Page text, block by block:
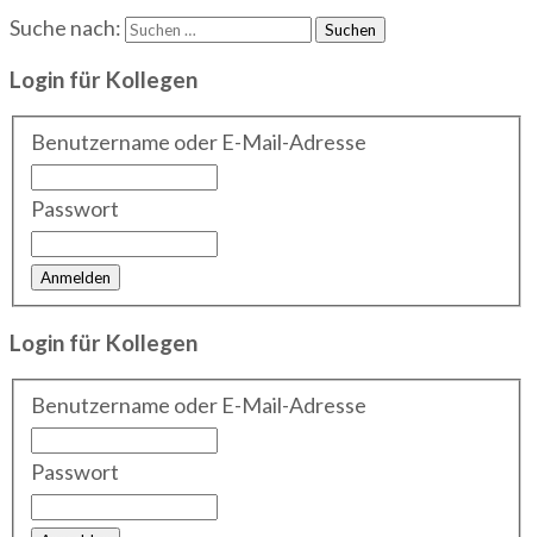
Suche nach:
Login für Kollegen
Benutzername oder E-Mail-Adresse
Passwort
Login für Kollegen
Benutzername oder E-Mail-Adresse
Passwort